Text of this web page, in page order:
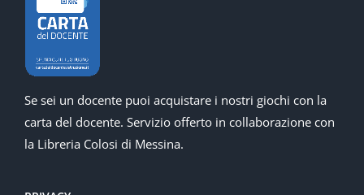
Se sei un docente puoi acquistare i nostri giochi con la
carta del docente. Servizio offerto in collaborazione con
la Libreria Colosi di Messina.